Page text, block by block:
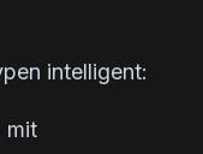
intelligent:
mit